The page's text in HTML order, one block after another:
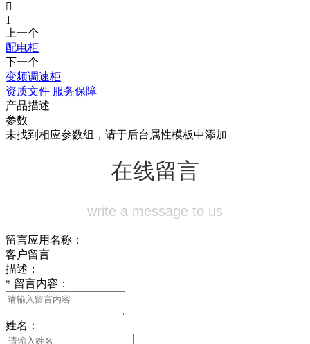

1
上一个
配电柜
下一个
变频调速柜
资质文件 服务保障
产品描述
参数
未找到相应参数组，请于后台属性模板中添加
在线留言
write a message to us
留言应用名称：
客户留言
描述：
* 留言内容：
姓名：